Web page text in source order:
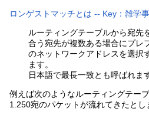
ロンゲストマッチとは -- Key：雑学
ルーティングテーブルから宛先
合う宛先が複数ある場合にプレ
のネットワークアドレスを選択
ます。
日本語で最長一致とも呼ばれま
例えば次のようなルーティングテー
1.250宛のパケットが流れてきたとし